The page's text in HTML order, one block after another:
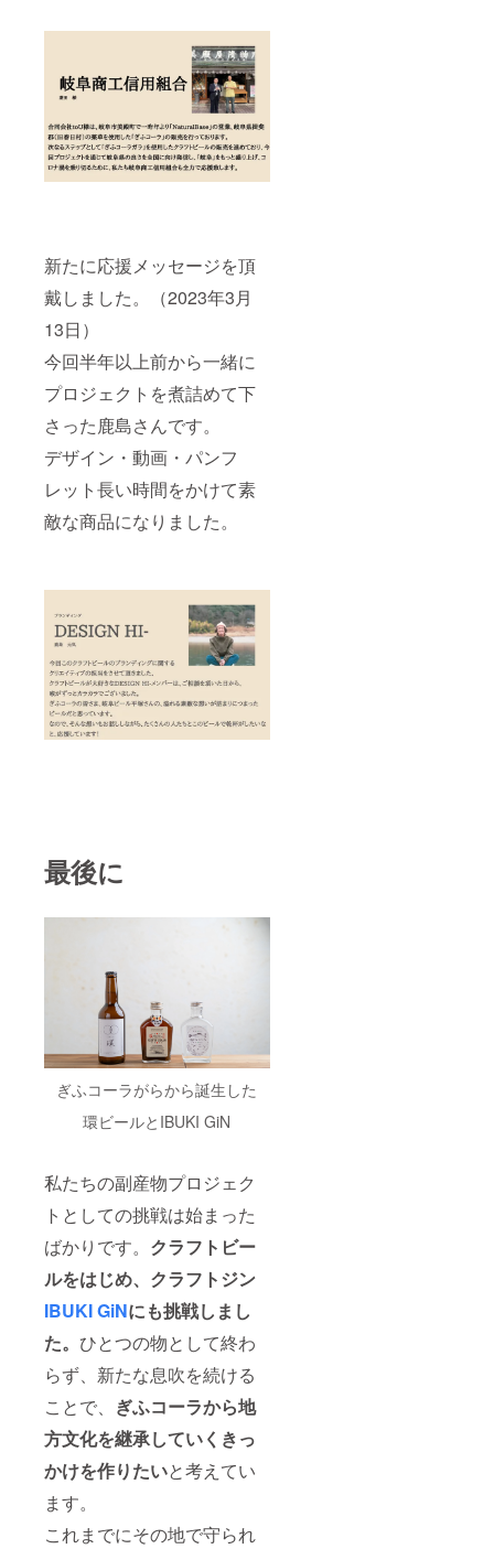
新たに応援メッセージを頂
戴しました。（2023年3月
13日）
今回半年以上前から一緒に
プロジェクトを煮詰めて下
さった鹿島さんです。
デザイン・動画・パンフ
レット長い時間をかけて素
敵な商品になりました。
最後に
ぎふコーラがらから誕生した
環ビールとIBUKI GiN
私たちの副産物プロジェク
トとしての挑戦は始まった
ばかりです。 クラフトビー
ルをはじめ、クラフトジン
IBUKI GiNにも挑戦しまし
た。 ひとつの物として終わ
らず、新たな息吹を続ける
ことで、 ぎふコーラから地
方文化を継承していくきっ
かけを作りたいと考えてい
ます。
これまでにその地で守られ